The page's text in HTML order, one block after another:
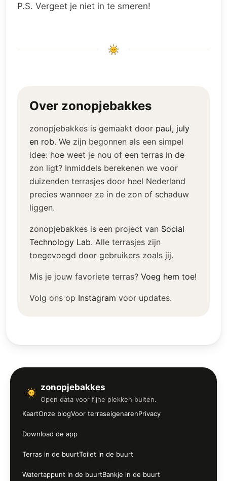
P.S. Vergeet je niet in te smeren!
Over zonopjebakkes
zonopjebakkes is gemaakt door paul, july
en rob. We zijn begonnen als een simpel
idee: hoe weet je nou of een terras in de
zon ligt? Inmiddels berekenen we voor
duizenden terrasjes door heel Nederland
precies wanneer ze in de zon of schaduw
liggen.
zonopjebakkes is een project van Social
Technology Lab. Alle terrasjes zijn
toegevoegd door gebruikers zoals jij.
Mis je jouw favoriete terras? Voeg hem toe!
Volg ons op Instagram voor updates.
zonopjebakkes
Open data voor fijne plekken buiten.
KaartOnze blogVoor terraseigenarenPrivacy
Download de app
Terras in de buurtToilet in de buurt
Watertappunt in de buurtBankje in de buurt